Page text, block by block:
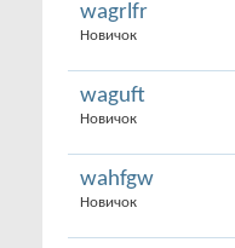
wagrlfr
Новичок
waguft
Новичок
wahfgw
Новичок